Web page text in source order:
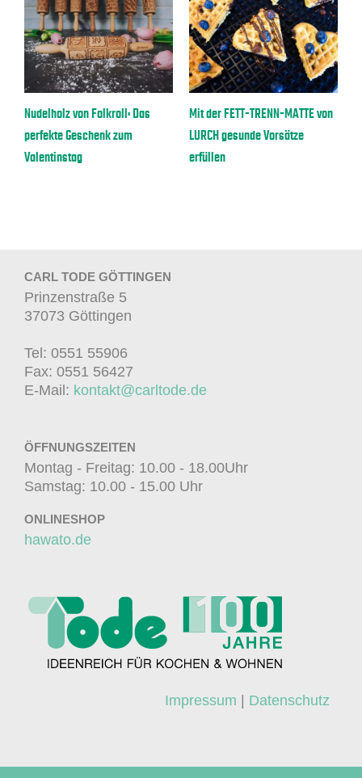
Nudelholz von Folkroll: Das
perfekte Geschenk zum
Valentinstag
Mit der FETT-TRENN-MATTE von
LURCH gesunde Vorsätze
erfüllen
CARL TODE GÖTTINGEN
Prinzenstraße 5
37073 Göttingen
Tel: 0551 55906
Fax: 0551 56427
E-Mail: kontakt@carltode.de
ÖFFNUNGSZEITEN
Montag - Freitag: 10.00 - 18.00Uhr
Samstag: 10.00 - 15.00 Uhr
ONLINESHOP
hawato.de
Impressum Datenschutz